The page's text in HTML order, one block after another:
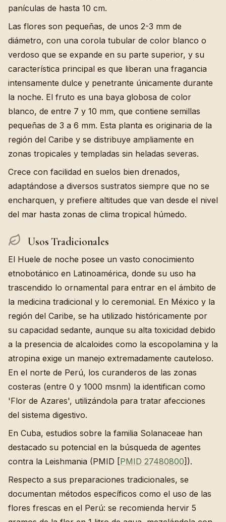
panículas de hasta 10 cm.
Las flores son pequeñas, de unos 2-3 mm de
diámetro, con una corola tubular de color blanco o
verdoso que se expande en su parte superior, y su
característica principal es que liberan una fragancia
intensamente dulce y penetrante únicamente durante
la noche. El fruto es una baya globosa de color
blanco, de entre 7 y 10 mm, que contiene semillas
pequeñas de 3 a 6 mm. Esta planta es originaria de la
región del Caribe y se distribuye ampliamente en
zonas tropicales y templadas sin heladas severas.
Crece con facilidad en suelos bien drenados,
adaptándose a diversos sustratos siempre que no se
encharquen, y prefiere altitudes que van desde el nivel
del mar hasta zonas de clima tropical húmedo.
Usos Tradicionales
El Huele de noche posee un vasto conocimiento
etnobotánico en Latinoamérica, donde su uso ha
trascendido lo ornamental para entrar en el ámbito de
la medicina tradicional y lo ceremonial. En México y la
región del Caribe, se ha utilizado históricamente por
su capacidad sedante, aunque su alta toxicidad debido
a la presencia de alcaloides como la escopolamina y la
atropina exige un manejo extremadamente cauteloso.
En el norte de Perú, los curanderos de las zonas
costeras (entre 0 y 1000 msnm) la identifican como
'Flor de Azares', utilizándola para tratar afecciones
del sistema digestivo.
En Cuba, estudios sobre la familia Solanaceae han
destacado su potencial en la búsqueda de agentes
contra la Leishmania (PMID [PMID 27480800]).
Respecto a sus preparaciones tradicionales, se
documentan métodos específicos como el uso de las
flores frescas en el Perú: se recomienda hervir 5